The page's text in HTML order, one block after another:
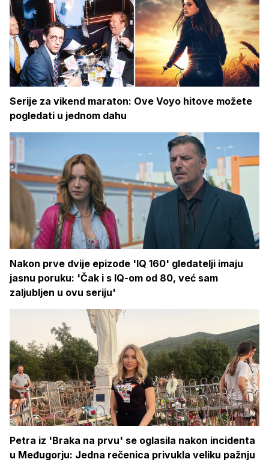
Serije za vikend maraton: Ove Voyo hitove možete
pogledati u jednom dahu
Nakon prve dvije epizode 'IQ 160' gledatelji imaju
jasnu poruku: 'Čak i s IQ-om od 80, već sam
zaljubljen u ovu seriju'
Petra iz 'Braka na prvu' se oglasila nakon incidenta
u Međugorju: Jedna rečenica privukla veliku pažnju